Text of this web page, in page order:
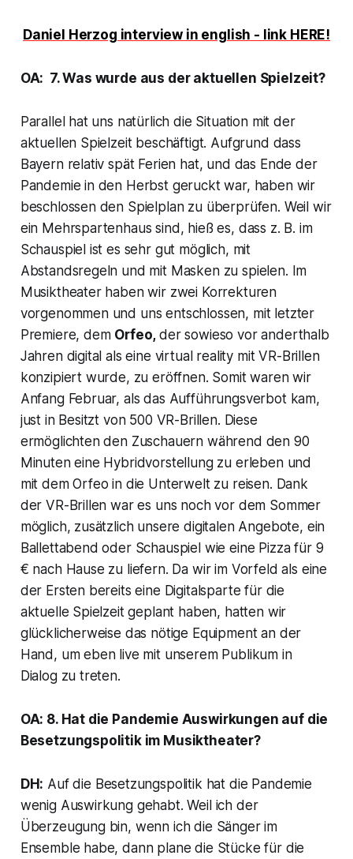
Daniel Herzog interview in english - link HERE!
OA: 7. Was wurde aus der aktuellen Spielzeit?
Parallel hat uns natürlich die Situation mit der
aktuellen Spielzeit beschäftigt. Aufgrund dass
Bayern relativ spät Ferien hat, und das Ende der
Pandemie in den Herbst geruckt war, haben wir
beschlossen den Spielplan zu überprüfen. Weil wir
ein Mehrspartenhaus sind, hieß es, dass z. B. im
Schauspiel ist es sehr gut möglich, mit
Abstandsregeln und mit Masken zu spielen. Im
Musiktheater haben wir zwei Korrekturen
vorgenommen und uns entschlossen, mit letzter
Premiere, dem Orfeo, der sowieso vor anderthalb
Jahren digital als eine virtual reality mit VR-Brillen
konzipiert wurde, zu eröffnen. Somit waren wir
Anfang Februar, als das Aufführungsverbot kam,
just in Besitzt von 500 VR-Brillen. Diese
ermöglichten den Zuschauern während den 90
Minuten eine Hybridvorstellung zu erleben und
mit dem Orfeo in die Unterwelt zu reisen. Dank
der VR-Brillen war es uns noch vor dem Sommer
möglich, zusätzlich unsere digitalen Angebote, ein
Ballettabend oder Schauspiel wie eine Pizza für 9
€ nach Hause zu liefern. Da wir im Vorfeld als eine
der Ersten bereits eine Digitalsparte für die
aktuelle Spielzeit geplant haben, hatten wir
glücklicherweise das nötige Equipment an der
Hand, um eben live mit unserem Publikum in
Dialog zu treten.
OA: 8. Hat die Pandemie Auswirkungen auf die
Besetzungspolitik im Musiktheater?
DH: Auf die Besetzungspolitik hat die Pandemie
wenig Auswirkung gehabt. Weil ich der
Überzeugung bin, wenn ich die Sänger im
Ensemble habe, dann plane die Stücke für die